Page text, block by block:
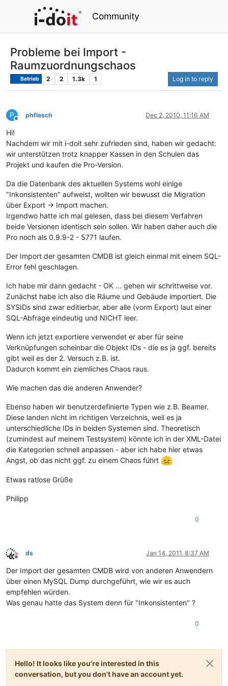
Community
Probleme bei Import -
Raumzuordnungschaos
Betrieb 2 2 1.3k 1 Log in to reply
P
Offline
phflesch Dec 2, 2010, 11:16 AM
Hi!
Nachdem wir mit i-doit sehr zufrieden sind, haben wir gedacht:
wir unterstützen trotz knapper Kassen in den Schulen das
Projekt und kaufen die Pro-Version.
Da die Datenbank des aktuellen Systems wohl einige
"Inkonsistenten" aufweist, wollten wir bewusst die Migration
über Export -> Import machen.
Irgendwo hatte ich mal gelesen, dass bei diesem Verfahren
beide Versionen identisch sein sollen. Wir haben daher auch die
Pro noch als 0.9.9-2 - 5771 laufen.
Der Import der gesamten CMDB ist gleich einmal mit einem SQL-
Error fehl geschlagen.
Ich habe mir dann gedacht - OK … gehen wir schrittweise vor.
Zunächst habe ich also die Räume und Gebäude importiert. Die
SYSIDs sind zwar editierbar, aber alle (vorm Export) laut einer
SQL-Abfrage eindeutig und NICHT leer.
Wenn ich jetzt exportiere verwendet er aber für seine
Verknüpfungen scheinbar die Objekt IDs - die es ja ggf. bereits
gibt weil es der 2. Versuch z.B. ist.
Dadurch kommt ein ziemliches Chaos raus.
Wie machen das die anderen Anwender?
Ebenso haben wir benutzerdefinierte Typen wie z.B. Beamer.
Diese landen nicht im richtigen Verzeichnis, weil es ja
unterschiedliche IDs in beiden Systemen sind. Theoretisch
(zumindest auf meinem Testsystem) könnte ich in der XML-Datei
die Kategorien schnell anpassen - aber ich habe hier etwas
Angst, ob das nicht ggf. zu einem Chaos führt
Etwas ratlose Grüße
Philipp
0
Offline
ds Jan 14, 2011, 8:37 AM
Der Import der gesamten CMDB wird von anderen Anwendern
über einen MySQL Dump durchgeführt, wie wir es auch
empfehlen würden.
Was genau hatte das System denn für "Inkonsistenten" ?
0
Hello! It looks like you're interested in this
conversation, but you don't have an account yet.